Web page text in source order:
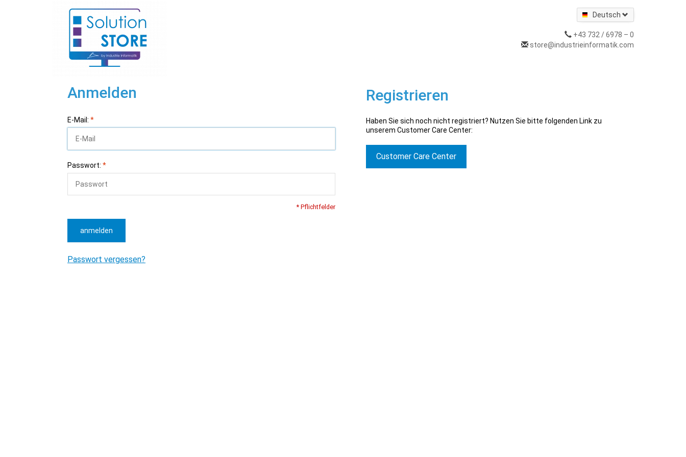
Deutsch
+43 732 / 6978 – 0
store@industrieinformatik.com
Anmelden
E-Mail: *
Passwort: *
* Pflichtfelder
Passwort vergessen?
anmelden
Registrieren
Haben Sie sich noch nicht registriert? Nutzen Sie bitte folgenden Link zu
unserem Customer Care Center:
Customer Care Center